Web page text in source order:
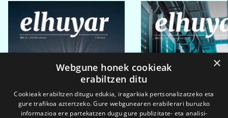
×
Webgune honek cookieak
erabiltzen ditu
Cookieak erabiltzen ditugu edukia, iragarkiak pertsonalizatzeko eta
gure trafikoa aztertzeko. Gure webgunearen erabilerari buruzko
informazioa ere partekatzen dugu gure publizitate- eta analisi-